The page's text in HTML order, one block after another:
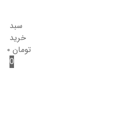
سبد
خرید
تومان ۰
0